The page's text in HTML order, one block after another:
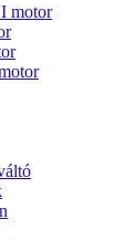
motor